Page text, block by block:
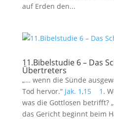
auf Erden den...
11.Bibelstudie 6 – Das
Übertreters
„… wenn die Sünde
Tod hervor.“ Jak. 1,15 1 .
was die Gottlosen betrifft?
das Gericht beginnt beim